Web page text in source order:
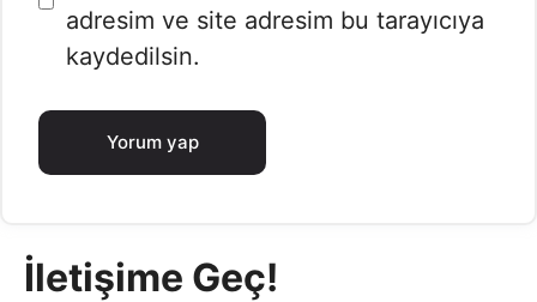
adresim ve site adresim bu tarayıcıya
kaydedilsin.
İletişime Geç!